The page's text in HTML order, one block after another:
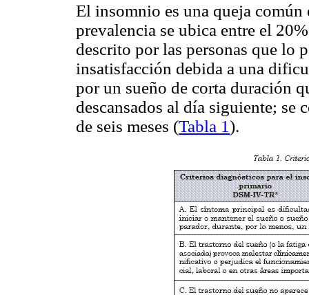
El insomnio es una queja
prevalencia se ubica entre el
descrito por las personas que lo
insatisfacción debida a una
por un sueño de corta duración
descansados al día siguiente; se
de seis meses (Tabla 1).